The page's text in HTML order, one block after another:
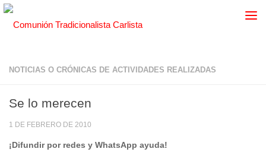
NOTICIAS O CRÓNICAS DE ACTIVIDADES REALIZADAS
Se lo merecen
1 DE FEBRERO DE 2010
¡Difundir por redes y WhatsApp ayuda!